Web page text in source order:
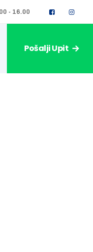
- 16.00
Pošalji Upit